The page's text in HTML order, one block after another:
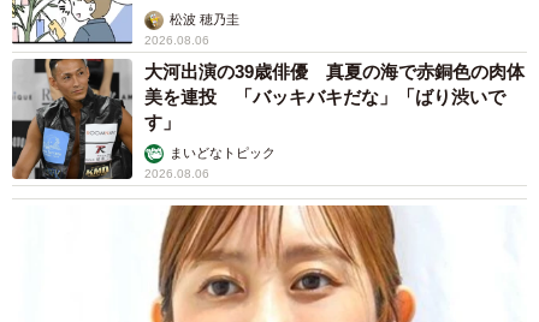
松波 穂乃圭
2026.08.06
大河出演の39歳俳優 真夏の海で赤銅色の肉体
美を連投 「バッキバキだな」「ばり渋いで
す」
まいどなトピック
2026.08.06